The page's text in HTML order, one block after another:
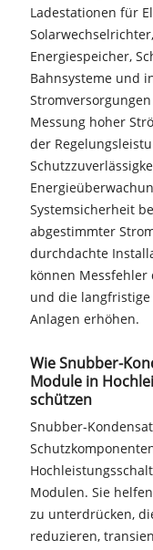
Ladestationen für
Energiespeicher,
Bahnsysteme und
Messung hoher
der
Systemsicherheit
abgestimmter
durchdachte
können
und die
Anlagen erhöhen.
Wie Snubber-
Module in
schützen
Snubber-
Modulen. Sie
zu unterdrücken,
reduzieren,